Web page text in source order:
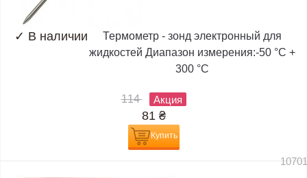
✓ В наличии
Термометр - зонд электронный для
жидкостей Диапазон измерения:-50 °C +
300 °C
114 Акция
81 ₴
Купить